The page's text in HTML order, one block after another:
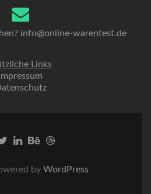
info@online-warentest.de
Links
Impressum
Go
Go
Go
byWordPress